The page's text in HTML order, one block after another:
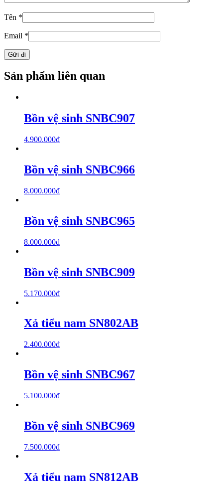
Tên *
Email *
Sản phẩm liên quan
Bồn vệ sinh SNBC907
4.900.000₫
Bồn vệ sinh SNBC966
8.000.000₫
Bồn vệ sinh SNBC965
8.000.000₫
Bồn vệ sinh SNBC909
5.170.000₫
Xả tiểu nam SN802AB
2.400.000₫
Bồn vệ sinh SNBC967
5.100.000₫
Bồn vệ sinh SNBC969
7.500.000₫
Xả tiểu nam SN812AB